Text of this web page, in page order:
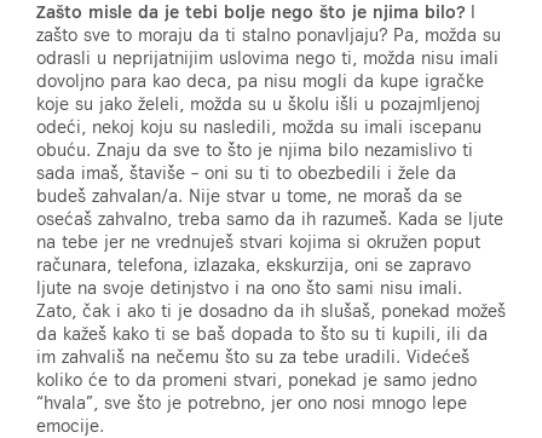
Zašto misle da je tebi bolje nego što je njima bilo? I
zašto sve to moraju da ti stalno ponavljaju? Pa, možda su
odrasli u neprijatnijim uslovima nego ti, možda nisu imali
dovoljno para kao deca, pa nisu mogli da kupe igračke
koje su jako želeli, možda su u školu išli u pozajmljenoj
odeći, nekoj koju su nasledili, možda su imali iscepanu
obuću. Znaju da sve to što je njima bilo nezamislivo ti
sada imaš, štaviše – oni su ti to obezbedili i žele da
budeš zahvalan/a. Nije stvar u tome, ne moraš da se
osećaš zahvalno, treba samo da ih razumeš. Kada se ljute
na tebe jer ne vrednuješ stvari kojima si okružen poput
računara, telefona, izlazaka, ekskurzija, oni se zapravo
ljute na svoje detinjstvo i na ono što sami nisu imali.
Zato, čak i ako ti je dosadno da ih slušaš, ponekad možeš
da kažeš kako ti se baš dopada to što su ti kupili, ili da
im zahvališ na nečemu što su za tebe uradili. Videćeš
koliko će to da promeni stvari, ponekad je samo jedno
“hvala”, sve što je potrebno, jer ono nosi mnogo lepe
emocije.